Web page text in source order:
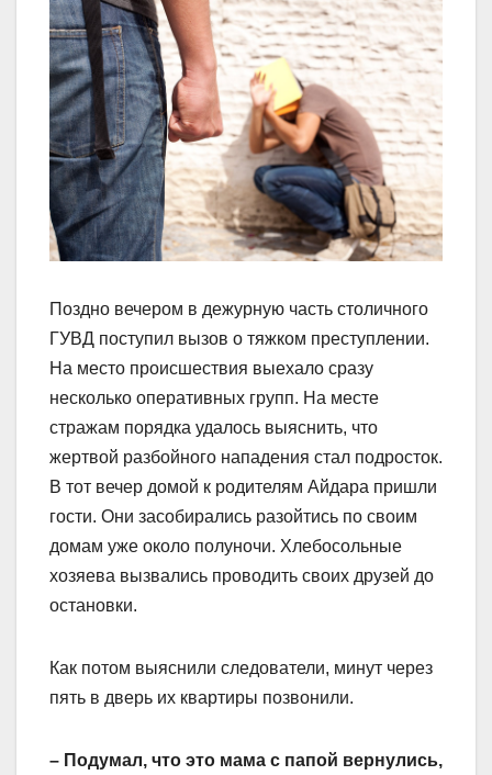
Поздно вечером в дежурную часть столичного
ГУВД поступил вызов о тяжком преступлении.
На место происшествия выехало сразу
несколько оперативных групп. На месте
стражам порядка удалось выяснить, что
жертвой разбойного нападения стал подросток.
В тот вечер домой к родителям Айдара пришли
гости. Они засобирались разойтись по своим
домам уже около полуночи. Хлебосольные
хозяева вызвались проводить своих друзей до
остановки.
Как потом выяснили следователи, минут через
пять в дверь их квартиры позвонили.
– Подумал, что это мама с папой вернулись,